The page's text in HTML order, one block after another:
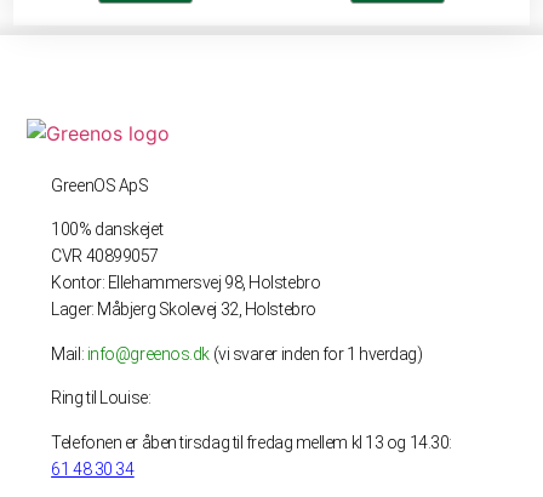
GreenOS ApS
100% danskejet
CVR 40899057
Kontor: Ellehammersvej 98, Holstebro
Lager: Måbjerg Skolevej 32, Holstebro
Mail: info@greenos.dk (vi svarer inden for 1 hverdag)
Ring til Louise:
Telefonen er åben tirsdag til fredag mellem kl 13 og 14.30:
61 48 30 34